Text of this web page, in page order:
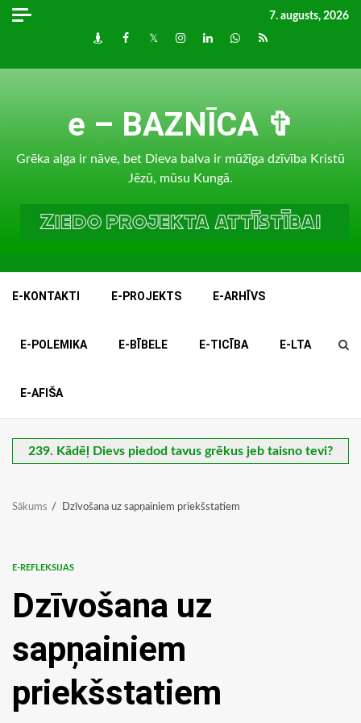
Skip
7. augusts, 2026
DraugiemFacebook
TwitterInstagram
LinkedInwhatsapp
RSS
e – BAZNĪCA ✞
Grēka alga ir nāve, bet Dieva balva ir mūžīga dzīvība Kristū
Jēzū, mūsu Kungā.
E-KONTAKTI E-PROJEKTS E-ARHĪVS
E-POLEMIKA E-BĪBELE E-TICĪBA E-LTA
E-AFIŠA
239. Kādēļ Dievs piedod tavus grēkus jeb taisno tevi?
Sākums Dzīvošana uz sapņainiem priekšstatiem
E-REFLEKSIJAS
Dzīvošana uz
sapņainiem
priekšstatiem